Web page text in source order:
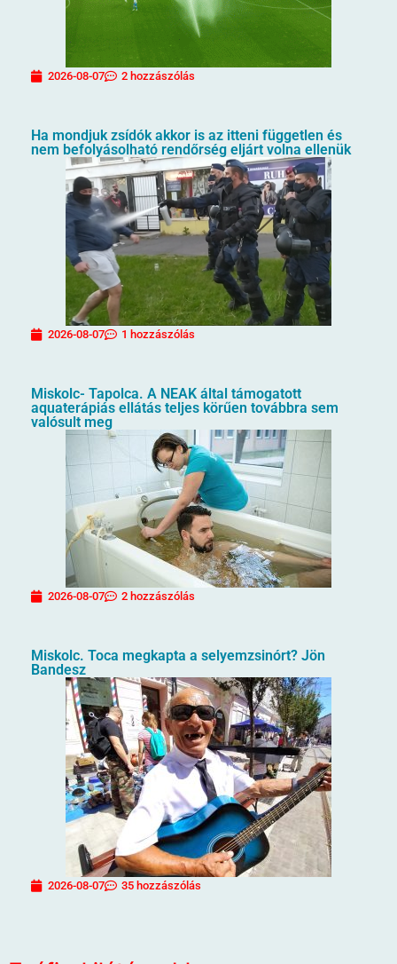
2026-08-07 2 hozzászólás
Ha mondjuk zsídók akkor is az itteni független és
nem befolyásolható rendőrség eljárt volna ellenük
2026-08-07 1 hozzászólás
Miskolc- Tapolca. A NEAK által támogatott
aquaterápiás ellátás teljes körűen továbbra sem
valósult meg
2026-08-07 2 hozzászólás
Miskolc. Toca megkapta a selyemzsinórt? Jön
Bandesz
2026-08-07 35 hozzászólás